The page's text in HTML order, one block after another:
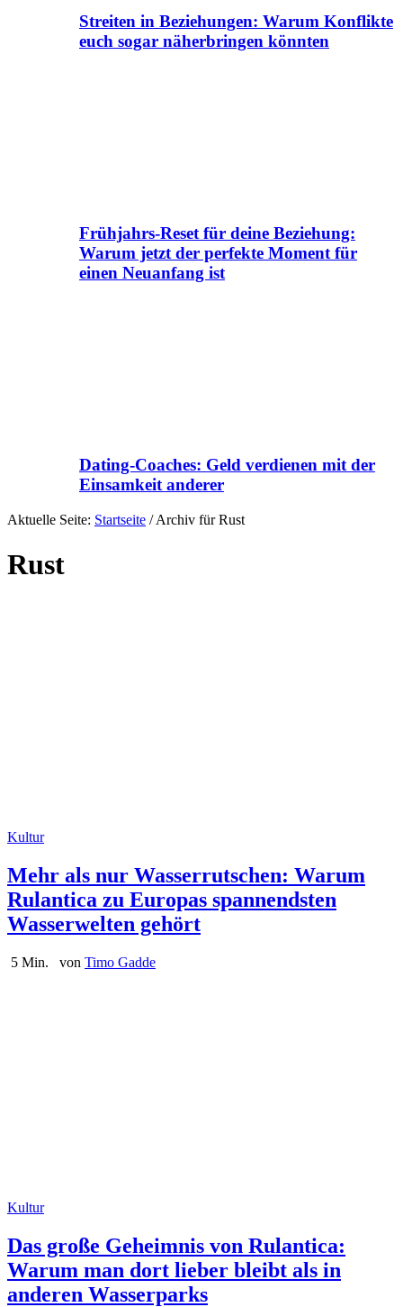
Streiten in Beziehungen: Warum Konflikte
euch sogar näherbringen könnten
Frühjahrs-Reset für deine Beziehung:
Warum jetzt der perfekte Moment für
einen Neuanfang ist
Dating-Coaches: Geld verdienen mit der
Einsamkeit anderer
Aktuelle Seite: Startseite /Archiv für Rust
Rust
Kultur
Mehr als nur Wasserrutschen: Warum
Rulantica zu Europas spannendsten
Wasserwelten gehört
5 Min. von Timo Gadde
Kultur
Das große Geheimnis von Rulantica:
Warum man dort lieber bleibt als in
anderen Wasserparks